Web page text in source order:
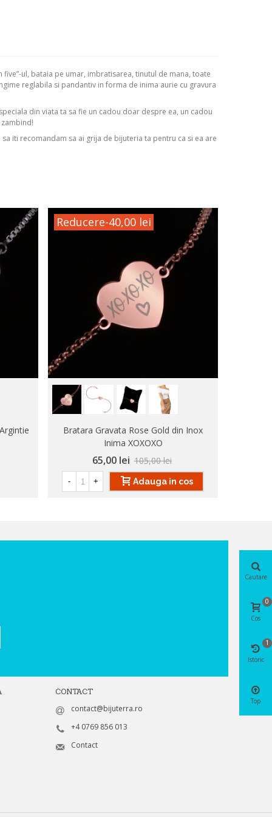
ul, bataia pe umar, imbratisarea, tinutul de mana, toate
reglabila si pandantiv in forma de inima aurie cu gravura
din viata ta sa fie un cadou doar despre ea, un cadou
iti recomandam sa ai grija de bijuteria ta pentru ca si ea are
Reducere-40,00 lei
Bratara Gravata Rose Gold din Inox
Inima XOXOXO
65,00 lei 105,00 lei
- + Adauga in cos
CONTACT
contact@bijuterra.ro
+4 0769 856 013
Contact
Cautare
Cos
0
Istoric
1
Top